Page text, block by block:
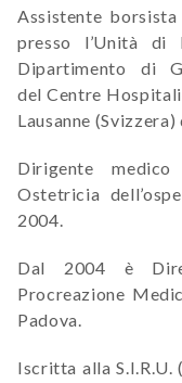
Assistente
presso l’Unità di
Dipartimento di
del Centre
Lausanne
Dirigente
Ostetricia
2004.
Dal 2004 è
Procreazione
Padova.
Iscritta alla S.I.R.U.